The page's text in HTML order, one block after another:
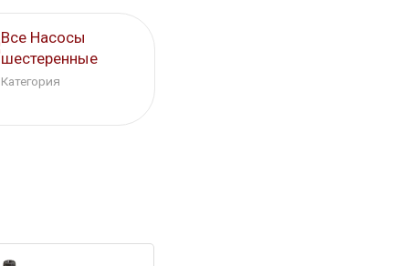
Все Насосы
шестеренные
Категория